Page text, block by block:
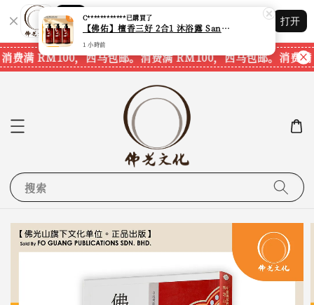
Shopping: 追踪您的订单
您信赖的商店
打开
满 RM100，西马包邮。消费满 RM100，西马包邮。消费满
搜索